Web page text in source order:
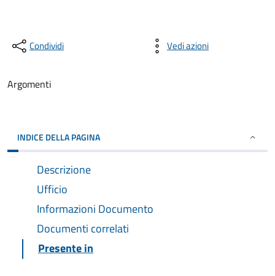
Condividi Vedi azioni
Argomenti
INDICE DELLA PAGINA
Descrizione
Ufficio
Informazioni Documento
Documenti correlati
Presente in